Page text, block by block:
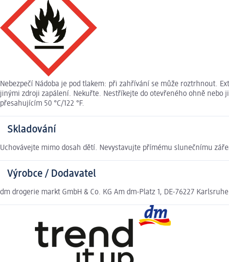
Nebezpečí Nádoba je pod tlakem: při zahřívání se může roztrhnout.
jinými zdroji zapálení. Nekuřte. Nestříkejte do otevřeného ohně
přesahujícím 50 °C/122 °F.
Skladování
Uchovávejte mimo dosah dětí. Nevystavujte přímému slunečnímu
Výrobce / Dodavatel
dm drogerie markt GmbH & Co. KG Am dm-Platz 1, DE-76227 Karlsruhe